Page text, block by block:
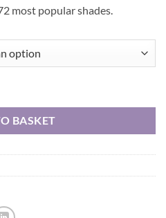
most popular shades.
BASKET